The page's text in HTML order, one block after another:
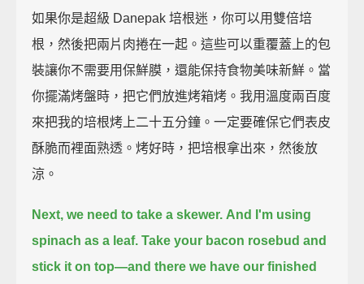
如果你是超級 Danepak 培根迷，你可以用雙倍培
根，然後把兩片肉捲在一起。這些可以重覆蓋上的包
裝讓你不需要用保鮮膜，還能保持食物美味新鮮。當
你擺滿烤盤時，把它們放進烤箱烤。我用溫度兩百度
來把我的培根烤上二十五分鐘。一定要確保它們表皮
酥脆而裡面熟透。烤好時，把培根拿出來，然後放
涼。
Next, we need to take a skewer. And I'm using
spinach as a leaf. Take your bacon rosebud and
stick it on top—and there we have our finished